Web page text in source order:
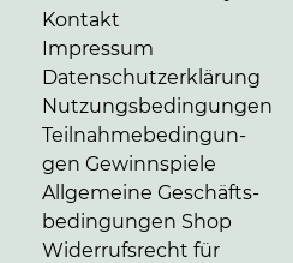
Kontakt
Impressum
Da­ten­schutz­er­klä­rung
Nut­zungs­be­din­gun­gen
Teil­nah­me­be­din­gun­
gen Gewinnspiele
Allgemeine Ge­schäfts­
be­din­gun­gen Shop
Widerrufsrecht für